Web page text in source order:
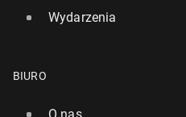
Wydarzenia
BIURO